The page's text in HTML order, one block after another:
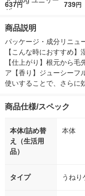
ッチシャイン ストレ
ートメント 150g ユニ
リーバ
637円
タリッ
739円
商品説明
パッケージ・成分リニュ
【こんな時におすすめ
【仕上がり】根元から
ア【香り】ジューシーフ
使いすることで、さらに
商品仕様/スペック
本体/詰め替
え（生活用
品）
本体
タイプ うねり